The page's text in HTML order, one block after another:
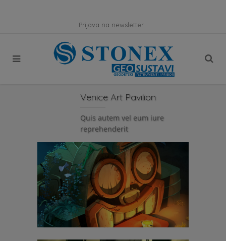
Prijava na newsletter
Venice Art Pavilion
Quis autem vel eum iure
reprehenderit